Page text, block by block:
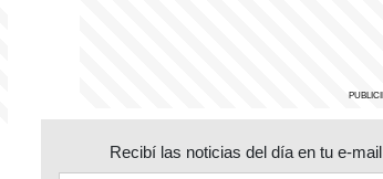
Recibí las noticias del día en tu e-mail